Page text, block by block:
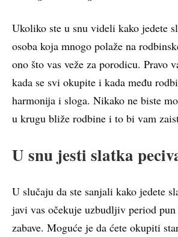
Ukoliko ste u snu videli kako jedete
osoba koja mnogo polaže na
ono što vas veže za porodicu. Pravo
kada se svi okupite i kada među
harmonija i sloga. Nikako ne biste
u krugu bliže rodbine i to bi vam
U snu jesti slatka
U slučaju da ste sanjali kako jedete
javi vas očekuje uzbudljiv period
zabave. Moguće je da ćete okupiti